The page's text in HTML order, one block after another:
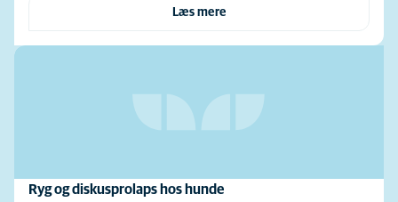
Læs mere
Ryg og diskusprolaps hos hunde